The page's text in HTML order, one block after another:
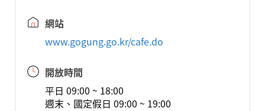
網站
www.gogung.go.kr/cafe.do
開放時間
平日 09:00 ~ 18:00
週末、國定假日 09:00 ~ 19:00